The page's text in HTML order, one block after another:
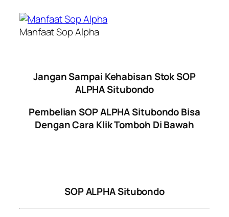
Manfaat Sop Alpha
Jangan Sampai Kehabisan Stok SOP
ALPHA Situbondo
Pembelian SOP ALPHA Situbondo Bisa
Dengan Cara Klik Tomboh Di Bawah
SOP ALPHA Situbondo